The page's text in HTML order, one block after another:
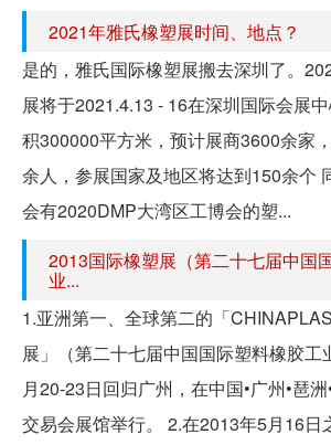
2021年雅氏橡塑展时间、地点？
是的，雅氏国际橡塑展搬去深圳了。
展将于2021.4.13 - 16在深圳国际会展
积300000平方米，预计展商3600余家
余人，参展国家及地区将达到150余个
会有2020DMP大湾区工博会的塑...
2013国际橡塑展（第二十七届中国
业...
1.亚洲第一、全球第二的「
展」（第二十七届中国国际塑料橡胶工
月20-23日回归广州，在中国•广州•琶
交易会展馆举行。 2.在2013年5月16日